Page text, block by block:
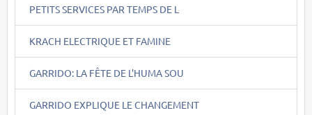
PETITS SERVICES PAR TEMPS DE L
KRACH ELECTRIQUE ET FAMINE
GARRIDO: LA FÊTE DE L'HUMA SOU
GARRIDO EXPLIQUE LE CHANGEMENT